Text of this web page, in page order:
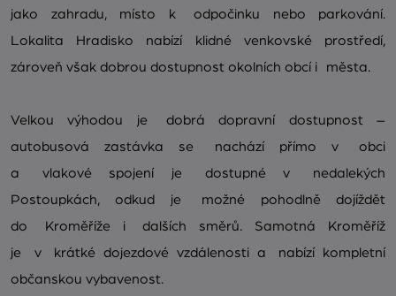
jako zahradu, místo k odpočinku nebo parkování.
Lokalita Hradisko nabízí klidné venkovské prostředí,
zároveň však dobrou dostupnost okolních obcí i města.
Velkou výhodou je dobrá dopravní dostupnost –
autobusová zastávka se nachází přímo v obci
a vlakové spojení je dostupné v nedalekých
Postoupkách, odkud je možné pohodlně dojíždět
do Kroměříže i dalších směrů. Samotná Kroměříž
je v krátké dojezdové vzdálenosti a nabízí kompletní
občanskou vybavenost.